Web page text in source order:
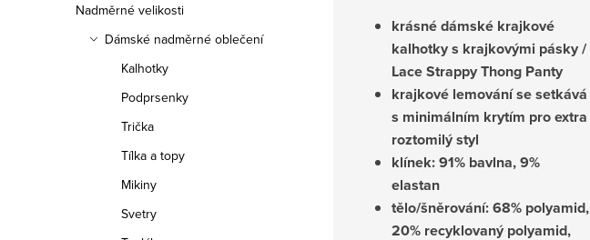
Nadměrné velikosti
Dámské nadměrné oblečení
Kalhotky
Podprsenky
Trička
Tílka a topy
Mikiny
Svetry
krásné dámské krajkové
kalhotky s krajkovými pásky /
Lace Strappy Thong Panty
krajkové lemování se setkává
s minimálním krytím pro extra
roztomilý styl
klínek: 91% bavlna, 9%
elastan
tělo/šněrování: 68% polyamid,
20% recyklovaný polyamid,